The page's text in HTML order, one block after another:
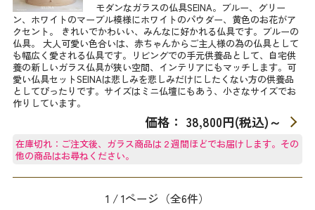
モダンなガラスの仏具SEINA。ブルー、グリー
ン、ホワイトのマーブル模様にホワイトのパウダー、黄色のお花がア
クセント。 きれいでかわいい、みんなに好かれる仏具です。ブルーの
仏具。 大人可愛い色合いは、赤ちゃんからご主人様の為の仏具として
も幅広く愛される仏具です。リビングでの手元供養品として、自宅供
養の新しいガラス仏具が狭い空間、インテリアにもマッチします。可
愛い仏具セットSEINAは悲しみを悲しみだけにしたくない方の供養品
としてぴったりです。サイズはミニ仏壇にもあう、小さなサイズでお
作りしています。
価格： 38,800円(税込)～
在庫切れ：ご注文後、ガラス商品は２週間ほどでお届けします。その
他の商品はお尋ねください。
1 / 1ページ （全6件）